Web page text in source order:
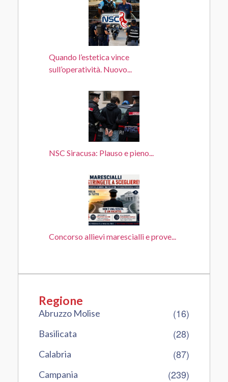
Quando l’estetica vince
sull’operatività. Nuovo...
NSC Siracusa: Plauso e pieno...
Concorso allievi marescialli e prove...
Regione
Abruzzo Molise (16)
Basilicata (28)
Calabria (87)
Campania (239)